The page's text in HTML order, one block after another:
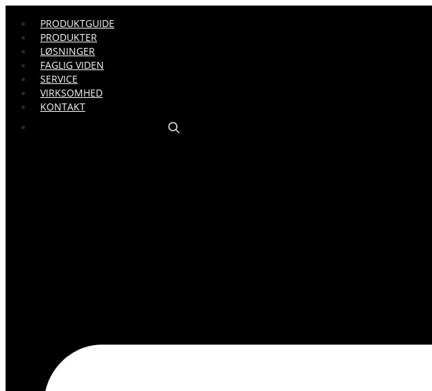
PRODUKTGUIDE
PRODUKTER
LØSNINGER
FAGLIG VIDEN
SERVICE
VIRKSOMHED
KONTAKT